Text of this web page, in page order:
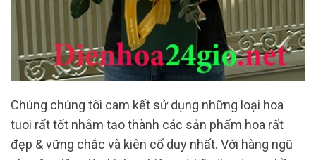
Chúng chúng tôi cam kết sử dụng những loại hoa
tuoi rất tốt nhằm tạo thành các sản phẩm hoa rất
đẹp & vững chắc và kiên cố duy nhất. Với hàng ngũ